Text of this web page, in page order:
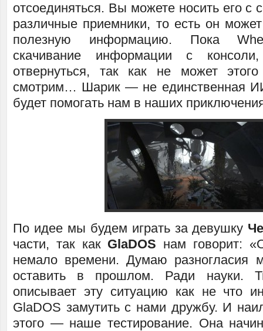
отсоединяться. Вы можете носить его с
различные приемники, то есть он
полезную информацию. Пока
скачивание информации с
отвернуться, так как не может
смотрим… Шарик — не единственная
будет помогать нам в наших
По идее мы будем играть за девушку
части, так как GlaDOS нам говорит:
немало времени. Думаю разногласия
оставить в прошлом. Ради науки.
описывает эту ситуацию как не что
GlaDOS замутить с нами дружбу. И
этого — наше тестирование. Она